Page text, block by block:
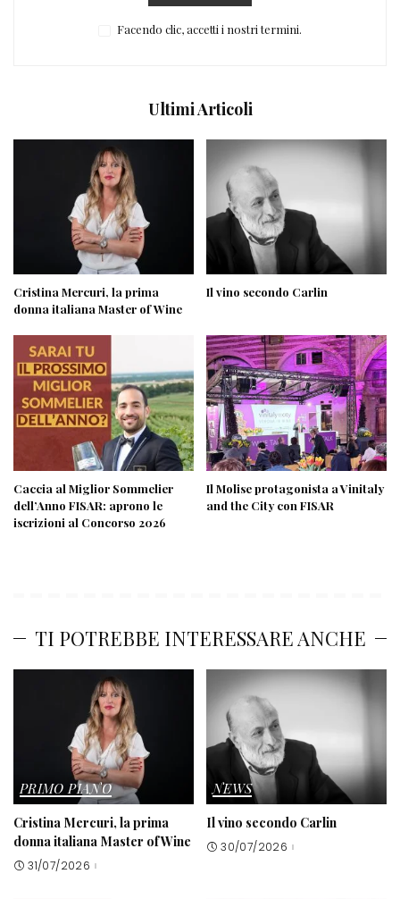
Facendo clic, accetti i nostri termini.
Ultimi Articoli
Cristina Mercuri, la prima
donna italiana Master of Wine
Il vino secondo Carlin
Caccia al Miglior Sommelier
dell’Anno FISAR: aprono le
iscrizioni al Concorso 2026
Il Molise protagonista a Vinitaly
and the City con FISAR
TI POTREBBE INTERESSARE ANCHE
PRIMO PIANO
Cristina Mercuri, la prima
donna italiana Master of Wine
31/07/2026
NEWS
Il vino secondo Carlin
30/07/2026